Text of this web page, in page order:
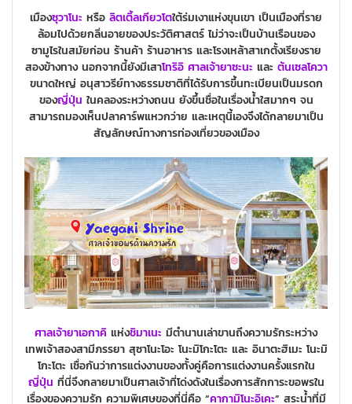
เมืองซุวาโนะ หรือ ลิตเติ้ลเกียวโตใต้ร่มเงาแห่งขุนเขา เป็นเมืองที่ราย
ล้อมไปด้วยกลิ่นอายของประวัติศาสตร์ ไม่ว่าจะเป็นบ้านเรือนของ
ซามูไรในสมัยก่อน ร้านค้า ร้านอาหาร และโรงเหล้าสาเกตั้งเรียงราย
สองข้างทาง นอกจากนี้ยังมีเสาโทริอิ ศาลเจ้ายาซะนะ และ ต้นเซลโควา
ขนาดใหญ่ อนุสาวรีย์ทางธรรมชาติที่ได้รับการขึ้นทะเบียนเป็นมรดก
ของญี่ปุ่น ในคลองระหว่างถนน ยังขึ้นชื่อในเรื่องน้ำใสมากๆ จน
สามารถมองเห็นปลาคาร์พแหวกว่าย และเหตุนี้เองจึงได้กลายมาเป็น
สัญลักษณ์ทางการท่องเที่ยวของเมือง
ศาลเจ้ายาเอกาคิ แห่งชิมาเนะ มีตำนานเล่าขานถึงความรักระหว่าง
เทพเจ้าสองสามีภรรยา สุซาโนะโอะ โนะมิโกะโตะ และ อินาตะฮิเมะ โนะมิ
โกะโตะ เชื่อกันว่าการแต่งงานของทั้งคู่คือการแต่งงานครั้งแรกใน
ญี่ปุ่น ที่นี่จึงกลายมาเป็นศาลเจ้าที่โด่งดังในเรื่องการสักการะขอพรใน
เรื่องของความรัก ความพิเศษของที่นี่คือ “คากามิโนะอิเคะ” สระน้ำที่มี